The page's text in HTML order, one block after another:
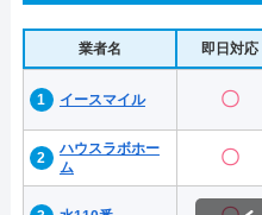
業者名 即日対応
イースマイル 〇
ハウスラボホー
ム
〇